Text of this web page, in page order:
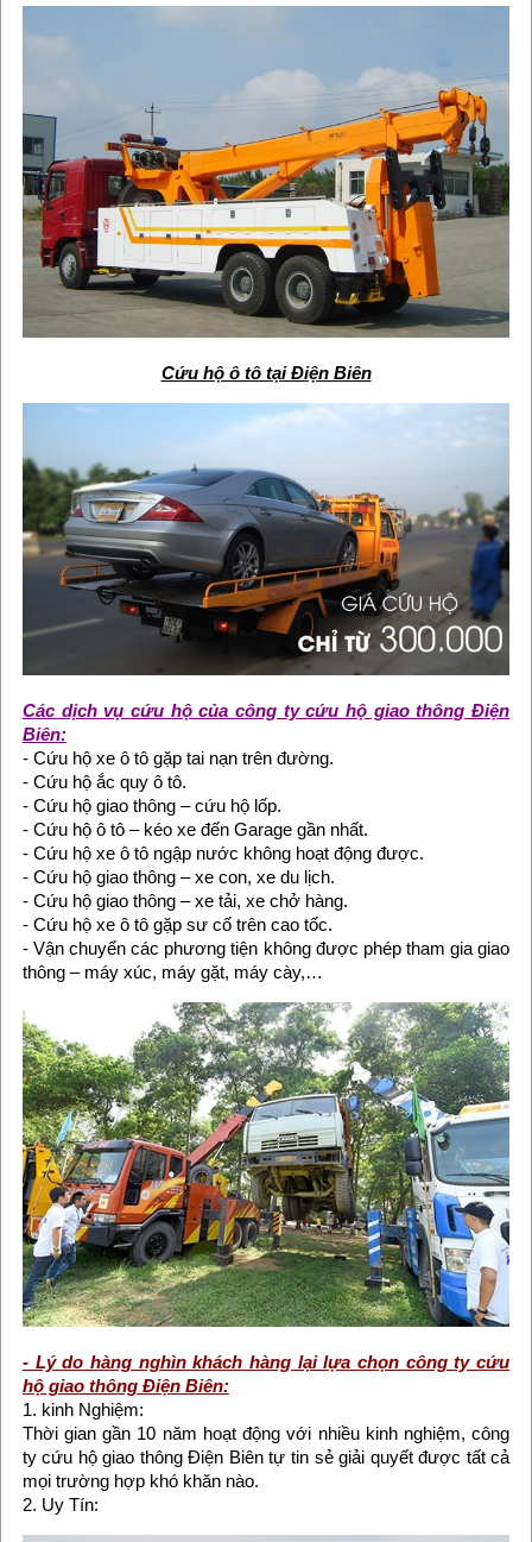
Cứu hộ ô tô tại Điện Biên
Các dịch vụ cứu hộ của công ty cứu hộ giao thông Điện
Biên:
- Cứu hộ xe ô tô gặp tai nạn trên đường.
- Cứu hộ ắc quy ô tô.
- Cứu hộ giao thông – cứu hộ lốp.
- Cứu hộ ô tô – kéo xe đến Garage gần nhất.
- Cứu hộ xe ô tô ngập nước không hoạt động được.
- Cứu hộ giao thông – xe con, xe du lịch.
- Cứu hộ giao thông – xe tải, xe chở hàng.
- Cứu hộ xe ô tô gặp sư cố trên cao tốc.
- Vận chuyển các phương tiện không được phép tham gia giao
thông – máy xúc, máy gặt, máy cày,…
- Lý do hàng nghìn khách hàng lại lựa chọn công ty cứu
hộ giao thông Điện Biên:
1. kinh Nghiệm:
Thời gian gần 10 năm hoạt động với nhiều kinh nghiệm, công
ty cứu hộ giao thông Điện Biên tự tin sẻ giải quyết được tất cả
mọi trường hợp khó khăn nào.
2. Uy Tín: